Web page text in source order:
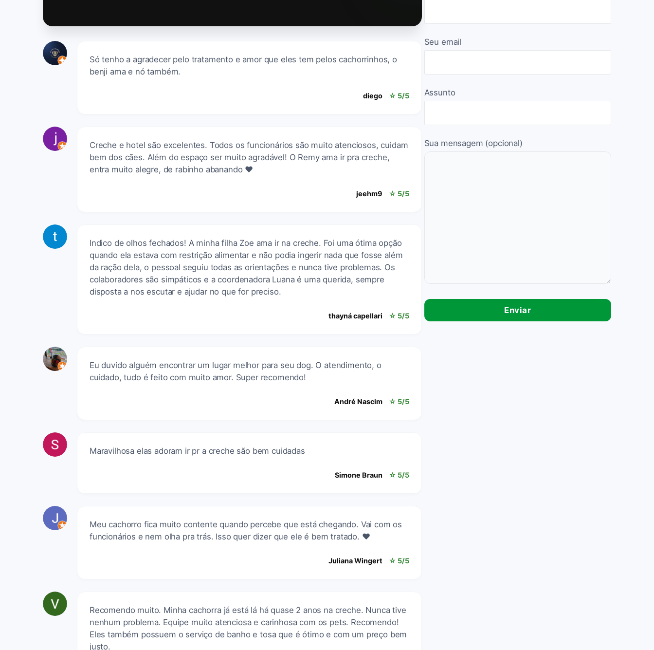
Só tenho a agradecer pelo tratamento e amor que eles tem pelos cachorrinhos, o
benji ama e nó também.
diego ☆ 5/5
Creche e hotel são excelentes. Todos os funcionários são muito atenciosos, cuidam
bem dos cães. Além do espaço ser muito agradável! O Remy ama ir pra creche,
entra muito alegre, de rabinho abanando ❤️
jeehm9 ☆ 5/5
Indico de olhos fechados! A minha filha Zoe ama ir na creche. Foi uma ótima opção
quando ela estava com restrição alimentar e não podia ingerir nada que fosse além
da ração dela, o pessoal seguiu todas as orientações e nunca tive problemas. Os
colaboradores são simpáticos e a coordenadora Luana é uma querida, sempre
disposta a nos escutar e ajudar no que for preciso.
thayná capellari ☆ 5/5
Eu duvido alguém encontrar um lugar melhor para seu dog. O atendimento, o
cuidado, tudo é feito com muito amor. Super recomendo!
André Nascim ☆ 5/5
Maravilhosa elas adoram ir pr a creche são bem cuidadas
Simone Braun ☆ 5/5
Meu cachorro fica muito contente quando percebe que está chegando. Vai com os
funcionários e nem olha pra trás. Isso quer dizer que ele é bem tratado. ❤️
Juliana Wingert ☆ 5/5
Recomendo muito. Minha cachorra já está lá há quase 2 anos na creche. Nunca tive
nenhum problema. Equipe muito atenciosa e carinhosa com os pets. Recomendo!
Eles também possuem o serviço de banho e tosa que é ótimo e com um preço bem
justo.
Seu email
Assunto
Sua mensagem (opcional)